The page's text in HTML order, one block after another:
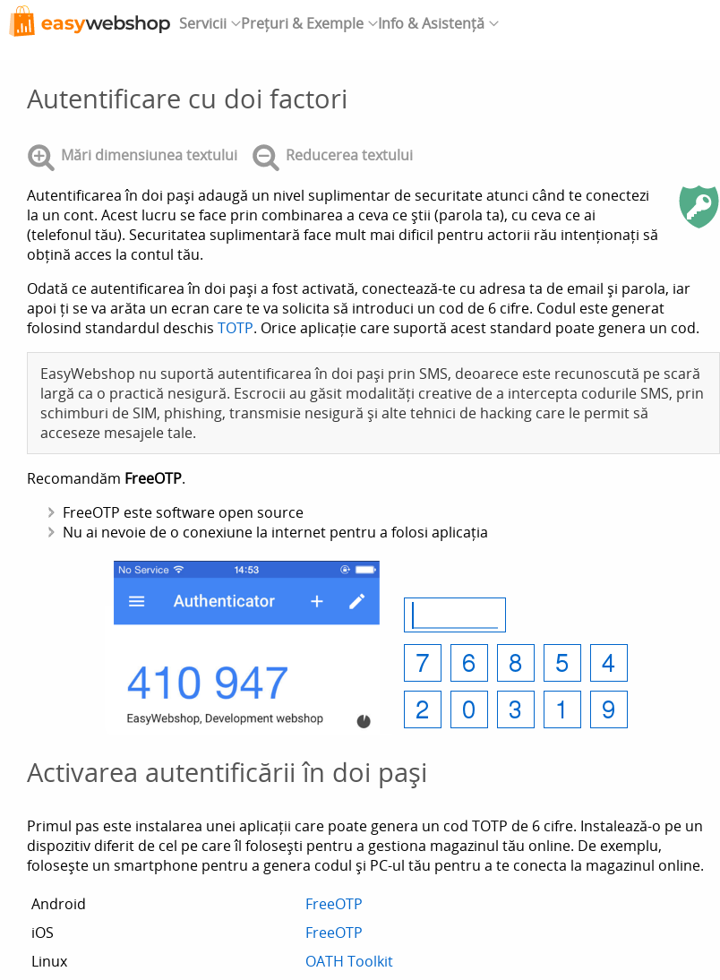
Servicii Prețuri & Exemple Info & Asistență
Autentificare cu doi factori
Mări dimensiunea textului Reducerea textului
Autentificarea în doi pași adaugă un nivel suplimentar de securitate atunci când te conectezi
la un cont. Acest lucru se face prin combinarea a ceva ce știi (parola ta), cu ceva ce ai
(telefonul tău). Securitatea suplimentară face mult mai dificil pentru actorii rău intenționați să
obțină acces la contul tău.
Odată ce autentificarea în doi pași a fost activată, conectează-te cu adresa ta de email și parola, iar
apoi ți se va arăta un ecran care te va solicita să introduci un cod de 6 cifre. Codul este generat
folosind standardul deschis TOTP. Orice aplicație care suportă acest standard poate genera un cod.
EasyWebshop nu suportă autentificarea în doi pași prin SMS, deoarece este recunoscută pe scară
largă ca o practică nesigură. Escrocii au găsit modalități creative de a intercepta codurile SMS, prin
schimburi de SIM, phishing, transmisie nesigură și alte tehnici de hacking care le permit să
acceseze mesajele tale.
Recomandăm FreeOTP.
FreeOTP este software open source
Nu ai nevoie de o conexiune la internet pentru a folosi aplicația
Activarea autentificării în doi pași
Primul pas este instalarea unei aplicații care poate genera un cod TOTP de 6 cifre. Instalează-o pe un
dispozitiv diferit de cel pe care îl folosești pentru a gestiona magazinul tău online. De exemplu,
folosește un smartphone pentru a genera codul și PC-ul tău pentru a te conecta la magazinul online.
Android
FreeOTP
iOS
FreeOTP
Linux
OATH Toolkit